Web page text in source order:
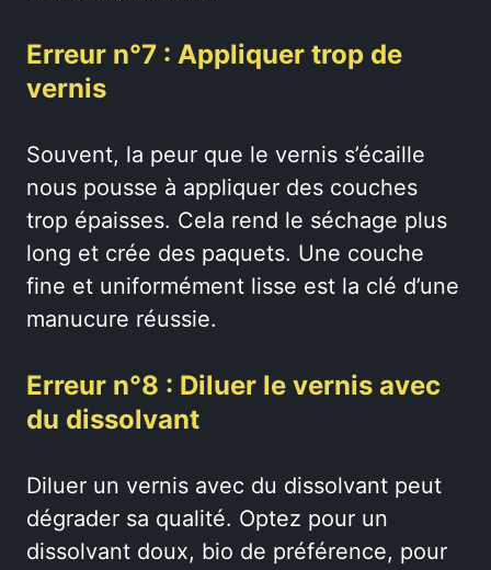
Erreur n°7 : Appliquer trop de
vernis
Souvent, la peur que le vernis s’écaille
nous pousse à appliquer des couches
trop épaisses. Cela rend le séchage plus
long et crée des paquets. Une couche
fine et uniformément lisse est la clé d’une
manucure réussie.
Erreur n°8 : Diluer le vernis avec
du dissolvant
Diluer un vernis avec du dissolvant peut
dégrader sa qualité. Optez pour un
dissolvant doux, bio de préférence, pour